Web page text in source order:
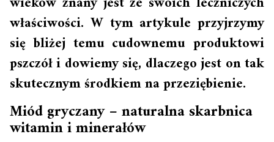
właściwości. W tym artykule przyjrzymy
się bliżej temu cudownemu produktowi
pszczół i dowiemy się, dlaczego jest on tak
skutecznym środkiem na przeziębienie.
Miód gryczany – naturalna skarbnica
witamin i minerałów